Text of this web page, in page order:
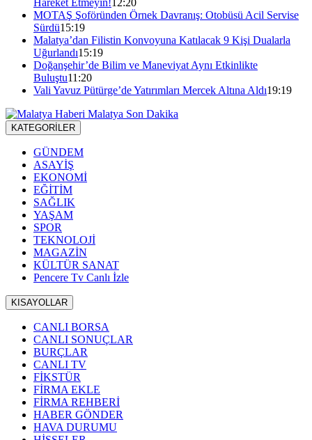
MOTAŞ Şoföründen Örnek Davranış: Otobüsü Acil Servise
Sürdü15:19
Malatya’dan Filistin Konvoyuna Katılacak 9 Kişi Dualarla
Uğurlandı15:19
Doğanşehir’de Bilim ve Maneviyat Aynı Etkinlikte
Buluştu11:20
Vali Yavuz Pütürge’de Yatırımları Mercek Altına Aldı19:19
KATEGORİLER
GÜNDEM
ASAYİŞ
EKONOMİ
EĞİTİM
SAĞLIK
YAŞAM
SPOR
TEKNOLOJİ
MAGAZİN
KÜLTÜR SANAT
Pencere Tv Canlı İzle
KISAYOLLAR
CANLI BORSA
CANLI SONUÇLAR
BURÇLAR
CANLI TV
FİKSTÜR
FİRMA EKLE
FİRMA REHBERİ
HABER GÖNDER
HAVA DURUMU